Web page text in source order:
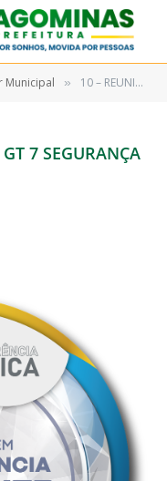
Municipal » 10 – REUNIÃO TEMÁTICA – GT 7 SEGURANÇA PÚBLICA – FOTOS (2)
7 SEGURANÇA